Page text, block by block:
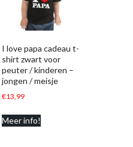
I love papa cadeau t-
shirt zwart voor
peuter / kinderen –
jongen / meisje
€13,99
Meer info!